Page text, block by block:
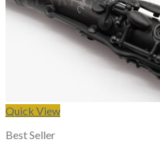
Quick View
Best Seller